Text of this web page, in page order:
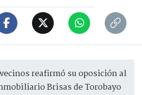
Brisas de Torobayo